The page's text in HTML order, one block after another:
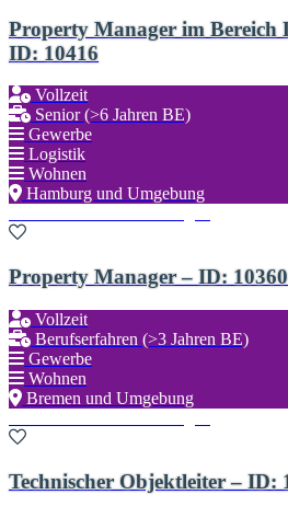
Property Manager im
ID: 10416
Vollzeit
Senior (>6 Jahren BE)
Gewerbe
Logistik
Wohnen
Hamburg und Umgebung
Property Manager – ID: 10360
Vollzeit
Berufserfahren (>3 Jahren BE)
Gewerbe
Wohnen
Bremen und Umgebung
Technischer Objektleiter – ID: